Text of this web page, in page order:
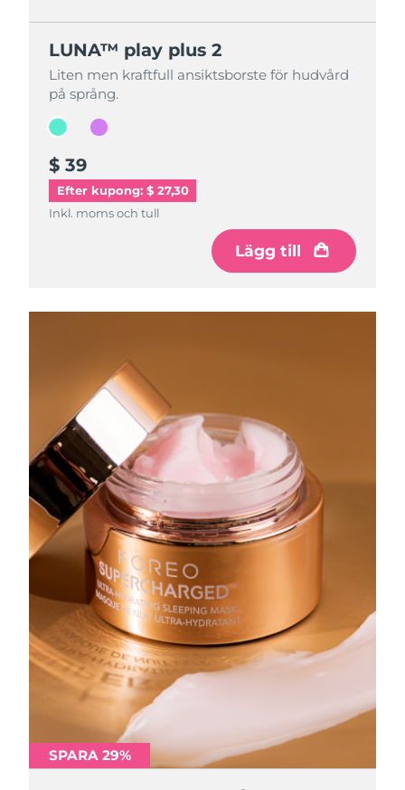
LUNA™ play plus 2
Liten men kraftfull ansiktsborste för hudvård
på språng.
$ 39
Efter kupong: $ 27,30
Inkl. moms och tull
Lägg till
LUNA™ play plus 2
Liten men kraftfull ansiktsborste för hudvård
på språng.
$ 39
Inkl. moms och tull
Lägg till
SPARA 29%